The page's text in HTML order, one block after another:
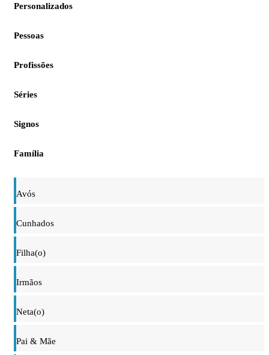
Personalizados
Pessoas
Profissões
Séries
Signos
Família
Avós
Cunhados
Filha(o)
Irmãos
Neta(o)
Pai & Mãe